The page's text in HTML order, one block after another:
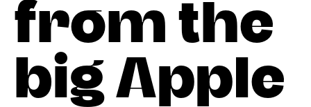
from the
big Apple